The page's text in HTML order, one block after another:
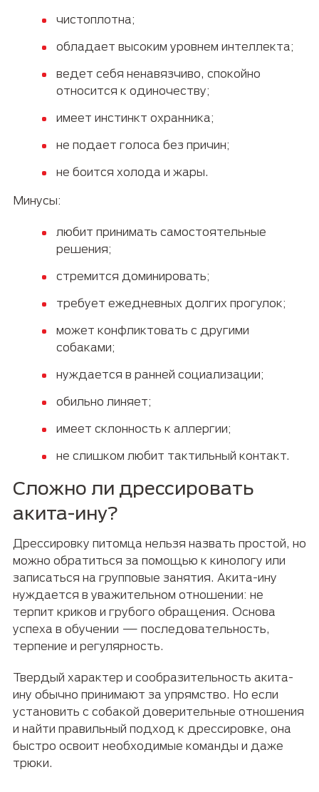
чистоплотна;
обладает высоким уровнем интеллекта;
ведет себя ненавязчиво, спокойно
относится к одиночеству;
имеет инстинкт охранника;
не подает голоса без причин;
не боится холода и жары.
Минусы:
любит принимать самостоятельные
решения;
стремится доминировать;
требует ежедневных долгих прогулок;
может конфликтовать с другими
собаками;
нуждается в ранней социализации;
обильно линяет;
имеет склонность к аллергии;
не слишком любит тактильный контакт.
Сложно ли дрессировать
акита-ину?
Дрессировку питомца нельзя назвать простой, но
можно обратиться за помощью к кинологу или
записаться на групповые занятия. Акита-ину
нуждается в уважительном отношении: не
терпит криков и грубого обращения. Основа
успеха в обучении — последовательность,
терпение и регулярность.
Твердый характер и сообразительность акита-
ину обычно принимают за упрямство. Но если
установить с собакой доверительные отношения
и найти правильный подход к дрессировке, она
быстро освоит необходимые команды и даже
трюки.